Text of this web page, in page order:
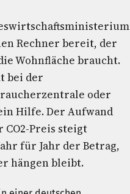
Rechner bereit, der
Wohnfläche braucht.
bei der
oder
Hilfe. Der Aufwand
Preis steigt
für Jahr der Betrag,
hängen bleibt.